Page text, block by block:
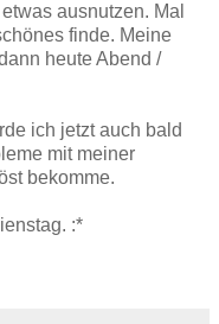
ausnutzen. Mal
finde. Meine
heute Abend /
ich jetzt auch bald
mit meiner
bekomme.
:*